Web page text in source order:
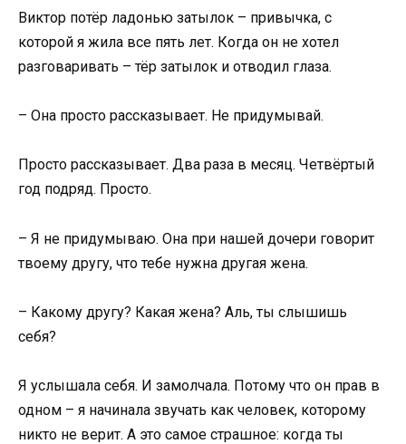
Виктор потёр ладонью затылок – привычка, с
которой я жила все пять лет. Когда он не хотел
разговаривать – тёр затылок и отводил глаза.
– Она просто рассказывает. Не придумывай.
Просто рассказывает. Два раза в месяц. Четвёртый
год подряд. Просто.
– Я не придумываю. Она при нашей дочери говорит
твоему другу, что тебе нужна другая жена.
– Какому другу? Какая жена? Аль, ты слышишь
себя?
Я услышала себя. И замолчала. Потому что он прав в
одном – я начинала звучать как человек, которому
никто не верит. А это самое страшное: когда ты